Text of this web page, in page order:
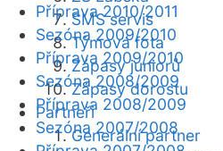
SMS servis
Týmová fota
Zápasy juniorů
Zápasy dorostu
Partneři
Generální partner
Příprava 2010/2011
Sezóna 2009/2010
Příprava 2009/2010
Sezóna 2008/2009
Příprava 2008/2009
Sezóna 2007/2008